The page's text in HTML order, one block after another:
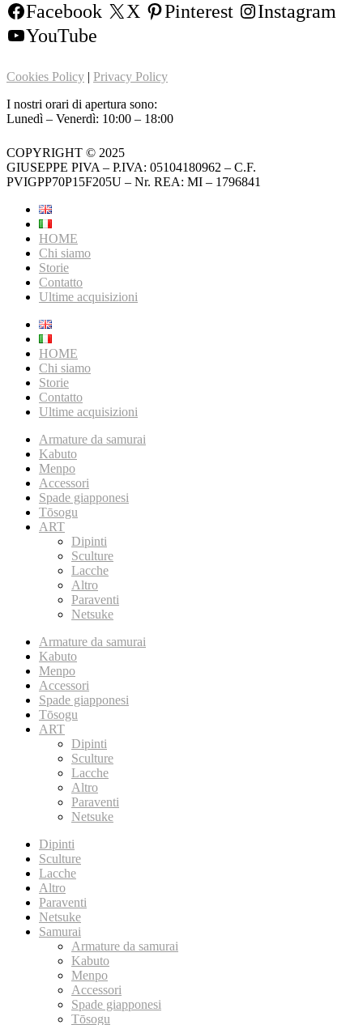
Facebook X Pinterest
Instagram
YouTube
Cookies Policy | Privacy Policy
I nostri orari di apertura sono:
Lunedì – Venerdì: 10:00 – 18:00
COPYRIGHT © 2025
GIUSEPPE PIVA – P.IVA: 05104180962 – C.F.
PVIGPP70P15F205U – Nr. REA: MI – 1796841
HOME
Chi siamo
Storie
Contatto
Ultime acquisizioni
HOME
Chi siamo
Storie
Contatto
Ultime acquisizioni
Armature da samurai
Kabuto
Menpo
Accessori
Spade giapponesi
Tōsogu
ART
Dipinti
Sculture
Lacche
Altro
Paraventi
Netsuke
Armature da samurai
Kabuto
Menpo
Accessori
Spade giapponesi
Tōsogu
ART
Dipinti
Sculture
Lacche
Altro
Paraventi
Netsuke
Dipinti
Sculture
Lacche
Altro
Paraventi
Netsuke
Samurai
Armature da samurai
Kabuto
Menpo
Accessori
Spade giapponesi
Tōsogu